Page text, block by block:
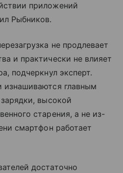
приложений
Рыбников.
не продлевает
и практически не влияет
подчеркнул эксперт.
изнашиваются главным
высокой
старения, а не из-
смартфон работает
достаточно